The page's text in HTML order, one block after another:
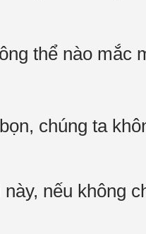
thể nào mắc
chúng ta
nếu không